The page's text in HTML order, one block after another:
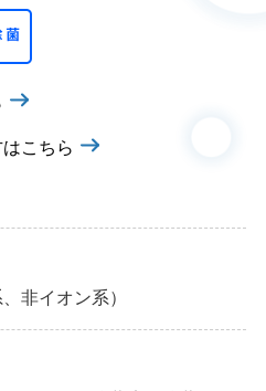
こちら
非イオン系）